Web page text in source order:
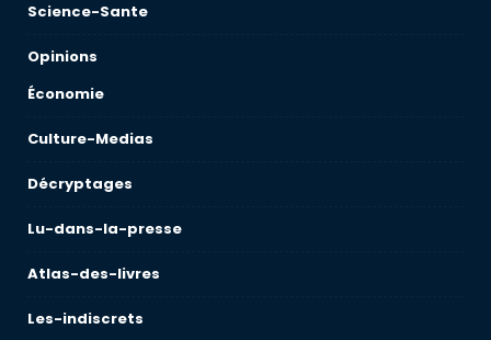
Science-Sante
Opinions
Économie
Culture-Medias
Décryptages
Lu-dans-la-presse
Atlas-des-livres
Les-indiscrets